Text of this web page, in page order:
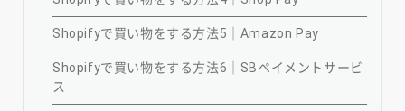
Shopifyで買い物をする方法5｜Amazon Pay
Shopifyで買い物をする方法6｜SBペイメントサービ
ス